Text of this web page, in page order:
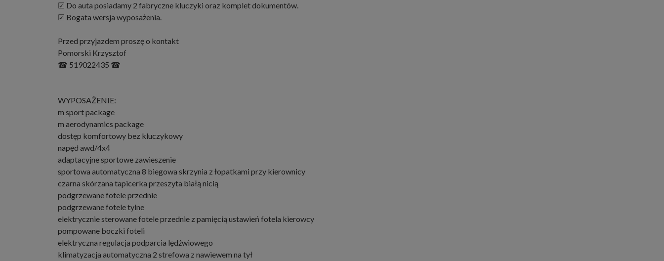
☑ Do auta posiadamy 2 fabryczne kluczyki oraz komplet dokumentów.
☑ Bogata wersja wyposażenia.
Przed przyjazdem proszę o kontakt
Pomorski Krzysztof
☎ 519022435 ☎
WYPOSAŻENIE:
m sport package
m aerodynamics package
dostęp komfortowy bez kluczykowy
napęd awd/4x4
adaptacyjne sportowe zawieszenie
sportowa automatyczna 8 biegowa skrzynia z łopatkami przy kierownicy
czarna skórzana tapicerka przeszyta białą nicią
podgrzewane fotele przednie
podgrzewane fotele tylne
elektrycznie sterowane fotele przednie z pamięcią ustawień fotela kierowcy
pompowane boczki foteli
elektryczna regulacja podparcia lędźwiowego
klimatyzacja automatyczna 2 strefowa z nawiewem na tył